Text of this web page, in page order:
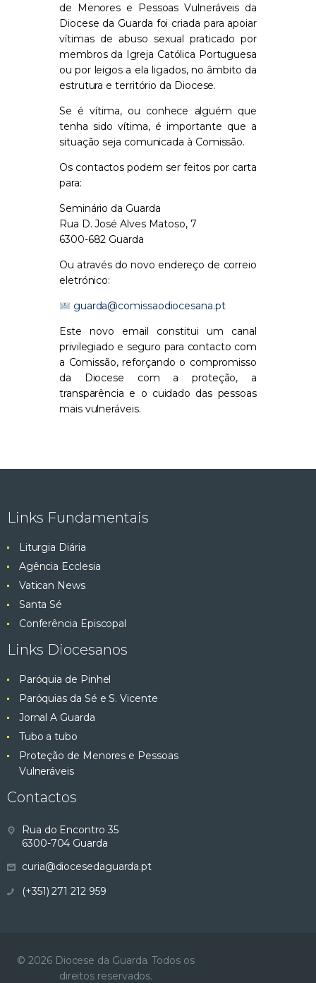
de Menores e Pessoas Vulneráveis da
Diocese da Guarda foi criada para apoiar
vítimas de abuso sexual praticado por
membros da Igreja Católica Portuguesa
ou por leigos a ela ligados, no âmbito da
estrutura e território da Diocese.
Se é vítima, ou conhece alguém que
tenha sido vítima, é importante que a
situação seja comunicada à Comissão.
Os contactos podem ser feitos por carta
para:
Seminário da Guarda
Rua D. José Alves Matoso, 7
6300-682 Guarda
Ou através do novo endereço de correio
eletrónico:
guarda@comissaodiocesana.pt
Este novo email constitui um canal
privilegiado e seguro para contacto com
a Comissão, reforçando o compromisso
da Diocese com a proteção, a
transparência e o cuidado das pessoas
mais vulneráveis.
Links Fundamentais
Liturgia Diária
Agência Ecclesia
Vatican News
Santa Sé
Conferência Episcopal
Links Diocesanos
Paróquia de Pinhel
Paróquias da Sé e S. Vicente
Jornal A Guarda
Tubo a tubo
Proteção de Menores e Pessoas
Vulneráveis
Contactos
Rua do Encontro 35
6300-704 Guarda
curia@diocesedaguarda.pt
(+351) 271 212 959
© 2026 Diocese da Guarda. Todos os
direitos reservados.